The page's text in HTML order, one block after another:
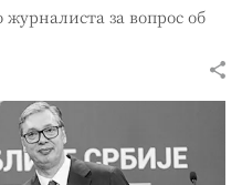
за вопрос об